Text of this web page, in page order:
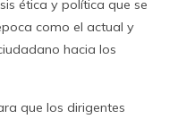
ética y política que se
como el actual y
hacia los
que los dirigentes